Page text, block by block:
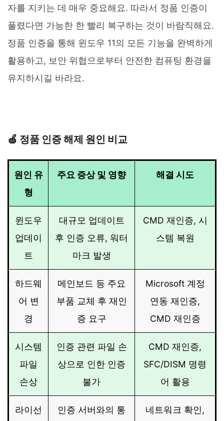
자를 지키는 데 매우 중요해요. 따라서 정품 인증이
풀렸다면 가능한 한 빨리 복구하는 것이 바람직해요.
정품 인증을 통해 윈도우 11의 모든 기능을 완벽하게
활용하고, 보안 위협으로부터 안전한 컴퓨팅 환경을
유지하시길 바라요.
🍏 정품 인증 해제 원인 비교
원인 유
형
주요 증상 및 영향 해결 시도
윈도우
업데이
트
대규모 업데이트
후 인증 오류, 워터
마크 발생
CMD 재인증, 시
스템 복원
하드웨
어 변
경
메인보드 등 주요
부품 교체 후 재인
증 요구
Microsoft 계정
연동 재인증,
CMD 재인증
시스템
파일
손상
인증 관련 파일 손
상으로 인한 인증
불가
CMD 재인증,
SFC/DISM 명령
어 활용
라이선
인증 서버와의 통
네트워크 확인,